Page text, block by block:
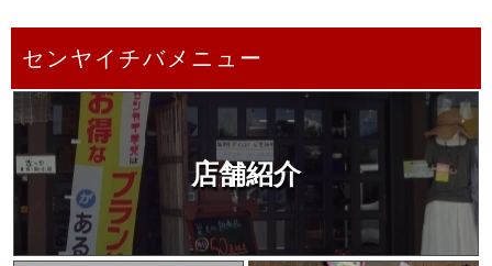
センヤイチバメニュー
店舗紹介